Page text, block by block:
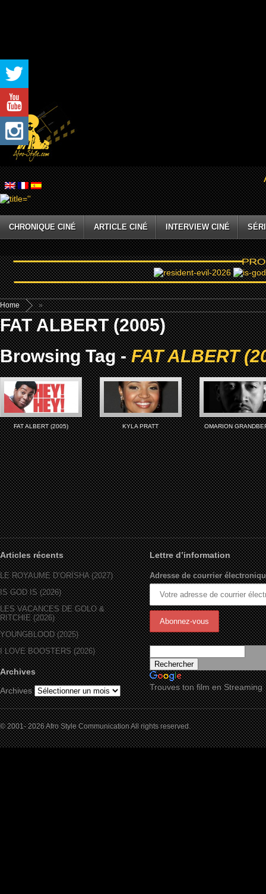
CHRONIQUE CINÉ ARTICLE CINÉ INTERVIEW CINÉ
Home »
FAT ALBERT (2005)
Browsing Tag -FAT ALBERT
FAT ALBERT (2005) KYLA PRATT OMARION
Articles récents
LE ROYAUME D’ORÏSHA (2027)
IS GOD IS (2026)
LES VACANCES DE GOLO &
RITCHIE (2026)
YOUNGBLOOD (2025)
I LOVE BOOSTERS (2026)
Archives
Archives
Lettre d’information
Adresse de courrier
Trouves ton film en Streaming
© 2001- 2026 Afro Style Communication All rights reserved.